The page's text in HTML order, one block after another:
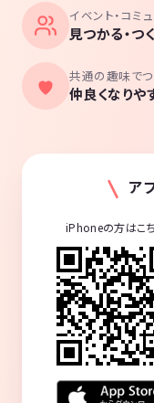
イベント・コミ
見つかる・つ
共通の趣味で
仲良くなりや
ア
iPhoneの方はこ